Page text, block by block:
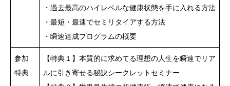
・過去最高のハイレベルな健康状態を手に入れる方法
・最短・最速でセミリタイアする方法
・瞬速達成プログラムの概要
参加
特典
【特典１】本質的に求めてる理想の人生を瞬速でリア
ルに引き寄せる秘訣シークレットセミナー